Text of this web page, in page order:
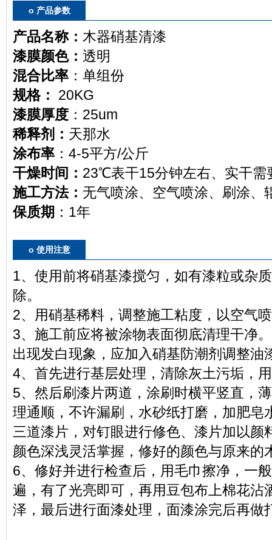
o 产品参数
产品名称： 木器硝基清漆
漆膜颜色： 透明
混合比率 ：单组份
规格： 20KG
漆膜厚度 ：25um
稀释剂： 天那水
涂布率 ：4-5平方/公斤
干燥时间： 23℃表干15分钟左右、实干
施工方法： 无气喷涂、空气喷涂、刷涂、
保质期 ：1年
o 使用注意
1、使用前将硝基漆搅匀，如有漆粒或杂
除。
2、用硝基稀料，调整施工粘度，以空气
3、施工前应将被涂物表面彻底清理干净
出现发白现象，应加入硝基防潮剂调整油
4、首先进行基层处理，清除灰土污垢，
5、然后刷漆片两道，涂刷时横平竖直，
理通顺，不许漏刷，水砂纸打磨，加肥皂
三道漆片，对钉眼进行修色、漆片加以颜
颜色深浅灵活掌握，修好的颜色与原来的
6、修好并进行检查后，用毛巾擦净，一
遍，有了光亮即可，再用豆包布上棉花沾
泽，最后进行面漆处理，面漆涂完后再做